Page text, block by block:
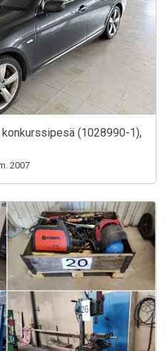
(1028990-1),
2007